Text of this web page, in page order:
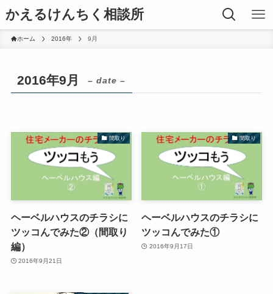
かえるけんちく相談所
ホーム 2016年 9月
2016年9月 – date –
間取り
ヘーベルハウスのチラシに
ツッコんでみた②（間取り
編）
2016年9月21日
間取り
ヘーベルハウスのチラシに
ツッコんでみた①
2016年9月17日